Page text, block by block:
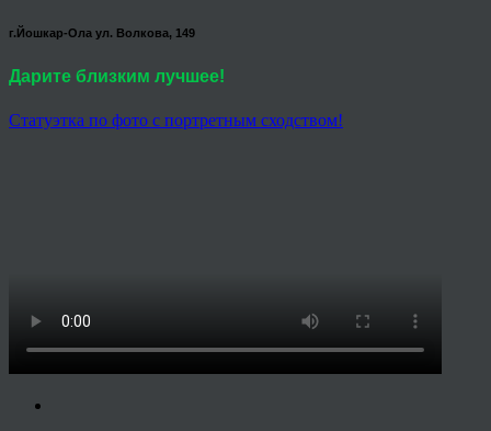
г.Йошкар-Ола ул. Волкова, 149
Дарите близким лучшее!
Статуэтка по фото с портретным сходством!